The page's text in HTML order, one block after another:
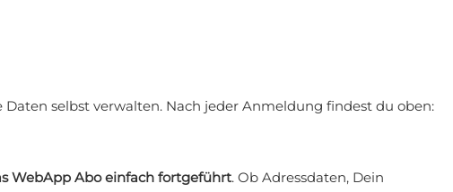
selbst verwalten. Nach jeder Anmeldung findest du oben:
WebApp Abo einfach fortgeführt. Ob Adressdaten, Dein